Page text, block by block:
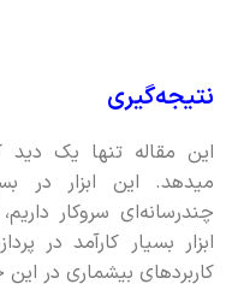
نتیجه‌گیری
میدهد. این ابزار در
ابزار بسیار کارآمد در
کاربردهای بیشماری در